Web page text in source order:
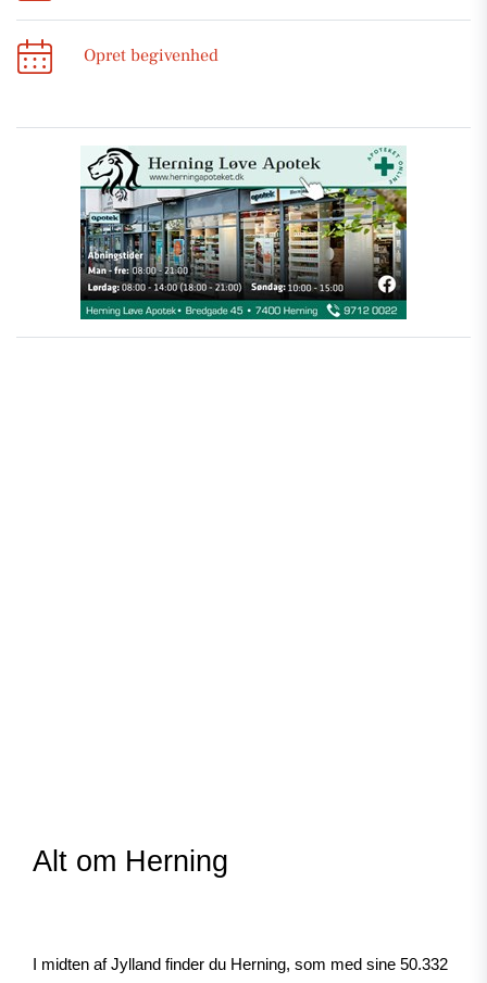
Opret begivenhed
Alt om Herning
I midten af Jylland finder du Herning, som med sine 50.332